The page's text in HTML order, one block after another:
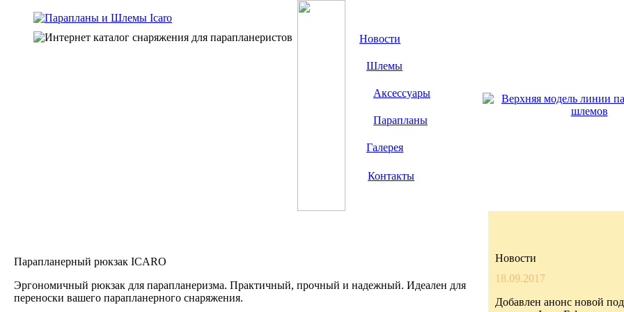
Новости
Шлемы
Аксессуары
Парапланы
Галерея
Контакты
Парапланерный рюкзак ICARO
Эргономичный рюкзак для парапланеризма. Практичный, прочный и надежный. Идеален для
переноски вашего парапланерного снаряжения.
Новости
18.09.2017
Добавлен анонс новой